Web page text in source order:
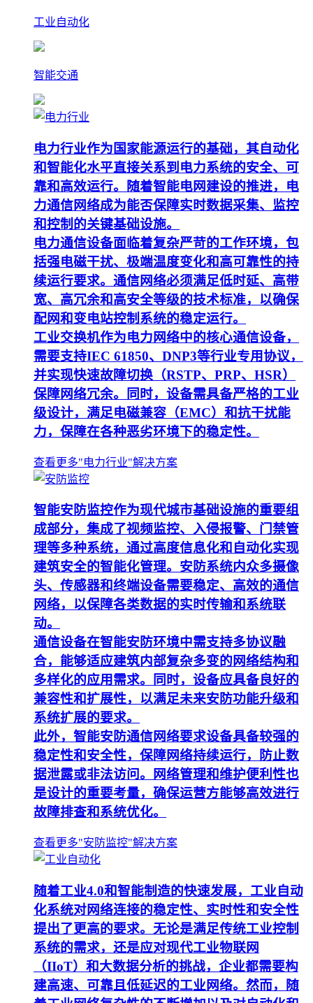
工业自动化
智能交通
电力行业作为国家能源运行的基础，其自动化
和智能化水平直接关系到电力系统的安全、可
靠和高效运行。随着智能电网建设的推进，电
力通信网络成为能否保障实时数据采集、监控
和控制的关键基础设施。
电力通信设备面临着复杂严苛的工作环境，包
括强电磁干扰、极端温度变化和高可靠性的持
续运行要求。通信网络必须满足低时延、高带
宽、高冗余和高安全等级的技术标准，以确保
配网和变电站控制系统的稳定运行。
工业交换机作为电力网络中的核心通信设备，
需要支持IEC 61850、DNP3等行业专用协议，
并实现快速故障切换（RSTP、PRP、HSR）
保障网络冗余。同时，设备需具备严格的工业
级设计，满足电磁兼容（EMC）和抗干扰能
力，保障在各种恶劣环境下的稳定性。
查看更多"电力行业"解决方案
智能安防监控作为现代城市基础设施的重要组
成部分，集成了视频监控、入侵报警、门禁管
理等多种系统，通过高度信息化和自动化实现
建筑安全的智能化管理。安防系统内众多摄像
头、传感器和终端设备需要稳定、高效的通信
网络，以保障各类数据的实时传输和系统联
动。
通信设备在智能安防环境中需支持多协议融
合，能够适应建筑内部复杂多变的网络结构和
多样化的应用需求。同时，设备应具备良好的
兼容性和扩展性，以满足未来安防功能升级和
系统扩展的要求。
此外，智能安防通信网络要求设备具备较强的
稳定性和安全性，保障网络持续运行，防止数
据泄露或非法访问。网络管理和维护便利性也
是设计的重要考量，确保运营方能够高效进行
故障排查和系统优化。
查看更多"安防监控"解决方案
随着工业4.0和智能制造的快速发展，工业自动
化系统对网络连接的稳定性、实时性和安全性
提出了更高的要求。无论是满足传统工业控制
系统的需求，还是应对现代工业物联网
（IIoT）和大数据分析的挑战，企业都需要构
建高速、可靠且低延迟的工业网络。然而，随